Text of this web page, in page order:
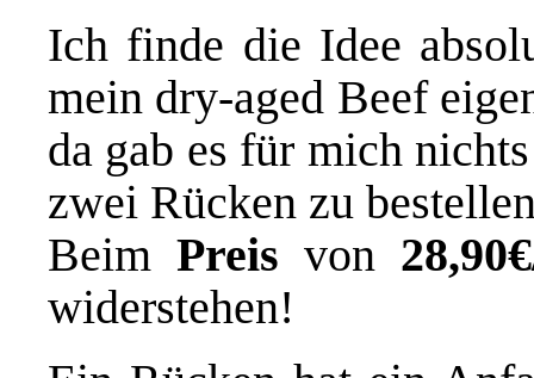
Ich finde die Idee
mein dry-aged Beef
da gab es für mich
zwei Rücken zu
BeimPreis von
widerstehen!